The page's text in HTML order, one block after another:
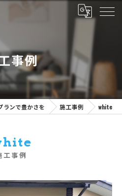
事例
ランで豊かさを 施工事例 white
工事例